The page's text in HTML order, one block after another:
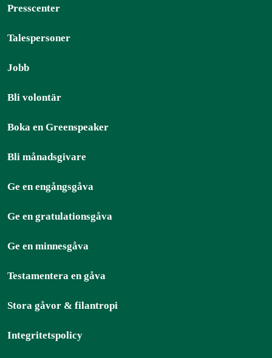
Presscenter
Talespersoner
Jobb
Bli volontär
Boka en Greenspeaker
Bli månadsgivare
Ge en engångsgåva
Ge en gratulationsgåva
Ge en minnesgåva
Testamentera en gåva
Stora gåvor & filantropi
Integritetspolicy